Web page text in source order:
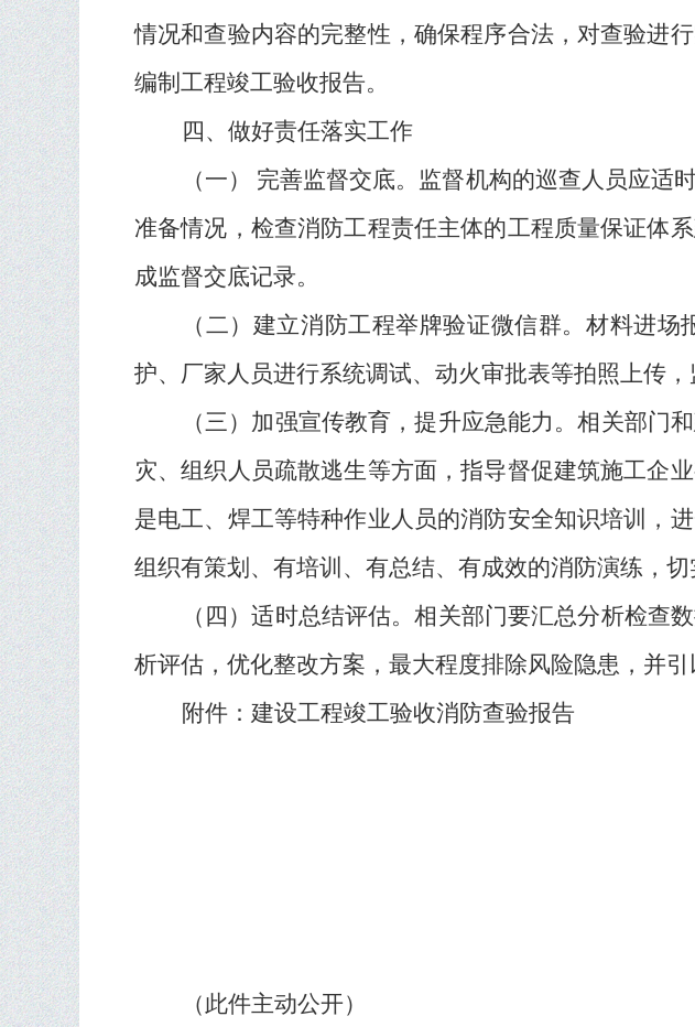
情况和查验内容的完整性，确保程序合法，对查验进
编制工程竣工验收报告。
四、做好责任落实工作
（一）
完善监督交底。 监督机构的巡查人员应适
准备情况，检查消防工程责任主体的工程质量保证体
成监督交底记录。
（二）建立消防工程举牌验证微信群。 材料进场
护、厂家人员进行系统调试、动火审批表等拍照上传，
（三）加强宣传教育，提升应急能力。相关部门
灾、组织人员疏散逃生等方面，指导督促建筑施工企
是电工、焊工等特种作业人员的消防安全知识培训，
组织有策划、有培训、有总结、有成效的消防演练，切
（四）适时总结评估。相关部门要汇总分析检查
析评估，优化整改方案，最大程度排除风险隐患，并
附件：建设工程竣工验收消防查验报告
（此件主动公开）